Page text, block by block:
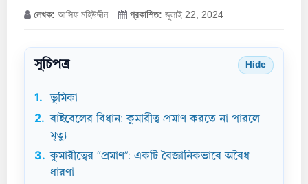
লেখক: আসিফ মহিউদ্দীন প্রকাশিত: জুলাই 22, 2024
সূচিপত্র Hide
1.
ভূমিকা
2. বাইবেলের বিধান: কুমারীত্ব প্রমাণ করতে না পারলে
মৃত্যু
3. কুমারীত্বের “প্রমাণ”: একটি বৈজ্ঞানিকভাবে অবৈধ
ধারণা